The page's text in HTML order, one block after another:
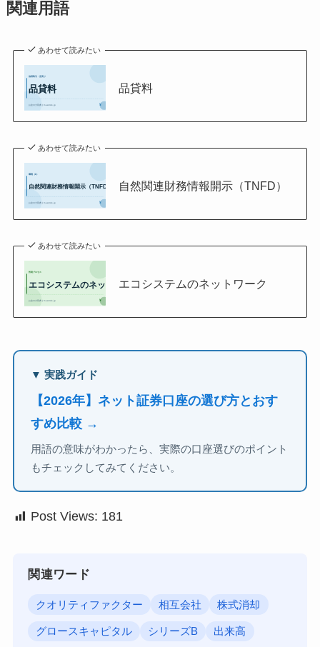
関連用語
あわせて読みたい
品貸料
あわせて読みたい
自然関連財務情報開示（TNFD）
あわせて読みたい
エコシステムのネットワーク
▼ 実践ガイド
【2026年】ネット証券口座の選び方とおす
すめ比較 →
用語の意味がわかったら、実際の口座選びのポイント
もチェックしてみてください。
Post Views: 181
関連ワード
クオリティファクター 相互会社 株式消却
グロースキャピタル シリーズB 出来高